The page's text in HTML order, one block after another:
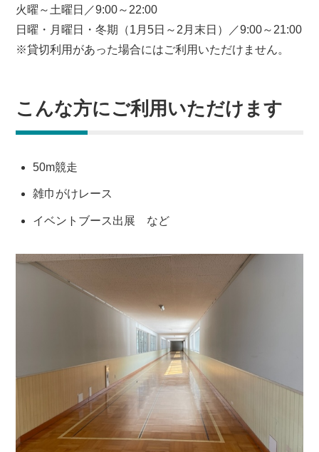
火曜～土曜日／9:00～22:00
日曜・月曜日・冬期（1月5日～2月末日）／9:00～21:00
※貸切利用があった場合にはご利用いただけません。
こんな方にご利用いただけます
50m競走
雑巾がけレース
イベントブース出展 など